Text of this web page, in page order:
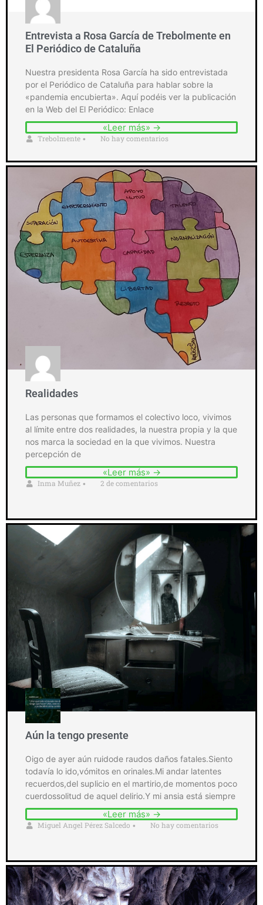
Entrevista a Rosa García de Trebolmente en
El Periódico de Cataluña
Nuestra presidenta Rosa García ha sido entrevistada
por el Periódico de Cataluña para hablar sobre la
«pandemia encubierta». Aquí podéis ver la publicación
en la Web del El Periódico: Enlace
«Leer más» →
Trebolmente • No hay comentarios
Realidades
Las personas que formamos el colectivo loco, vivimos
al límite entre dos realidades, la nuestra propia y la que
nos marca la sociedad en la que vivimos. Nuestra
percepción de
«Leer más» →
Inma Muñez • 2 de comentarios
Aún la tengo presente
Oigo de ayer aún ruidode raudos daños fatales.Siento
todavía lo ido,vómitos en orinales.Mi andar latentes
recuerdos,del suplicio en el martirio,de momentos poco
cuerdossolitud de aquel delirio.Y mi ansia está siempre
«Leer más» →
Miguel Angel Pérez Salcedo • No hay comentarios